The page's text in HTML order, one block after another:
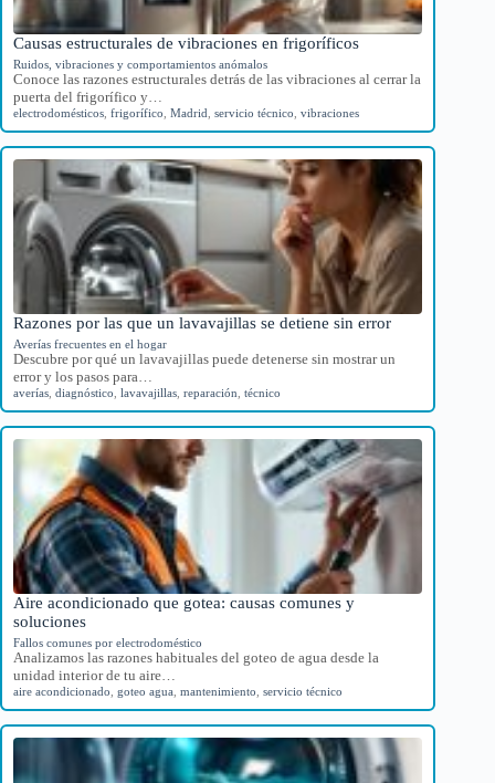
Causas estructurales de vibraciones en frigoríficos
Ruidos, vibraciones y comportamientos anómalos
Conoce las razones estructurales detrás de las vibraciones al cerrar la
puerta del frigorífico y…
electrodomésticos frigorífico Madrid servicio técnico vibraciones
Razones por las que un lavavajillas se detiene sin error
Averías frecuentes en el hogar
Descubre por qué un lavavajillas puede detenerse sin mostrar un
error y los pasos para…
averías diagnóstico lavavajillas reparación técnico
Aire acondicionado que gotea: causas comunes y
soluciones
Fallos comunes por electrodoméstico
Analizamos las razones habituales del goteo de agua desde la
unidad interior de tu aire…
aire acondicionado goteo agua mantenimiento servicio técnico